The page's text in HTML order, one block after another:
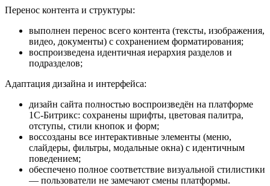
Перенос контента и структуры:
выполнен перенос всего контента (тексты, изображения,
видео, документы) с сохранением форматирования;
воспроизведена идентичная иерархия разделов и
подразделов;
Адаптация дизайна и интерфейса:
дизайн сайта полностью воспроизведён на платформе
1С-Битрикс: сохранены шрифты, цветовая палитра,
отступы, стили кнопок и форм;
воссозданы все интерактивные элементы (меню,
слайдеры, фильтры, модальные окна) с идентичным
поведением;
обеспечено полное соответствие визуальной стилистики
— пользователи не замечают смены платформы.